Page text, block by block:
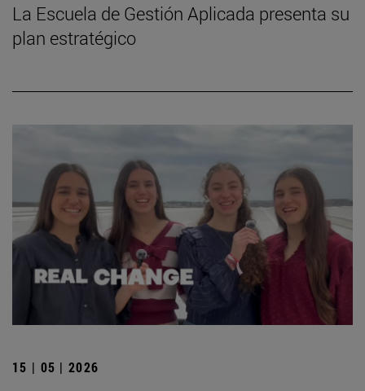
La Escuela de Gestión Aplicada presenta su
plan estratégico
15 | 05 | 2026